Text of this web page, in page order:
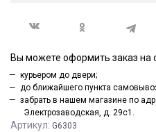
Артикул: G6303
Вы можете оформить заказ на
курьером до двери;
до ближайшего пункта
забрать в нашем магазине по
Электрозаводская, д. 29с1.